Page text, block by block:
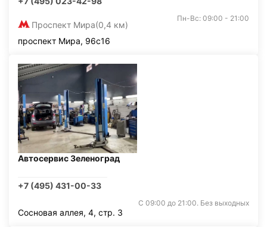
Проспект Мира(0,4 км)
Пн-Вс: 09:00 - 21:00
проспект Мира, 96с16
Автосервис Зеленоград
+7 (495) 431-00-33
С 09:00 до 21:00. Без выходных
Сосновая аллея, 4, стр. 3